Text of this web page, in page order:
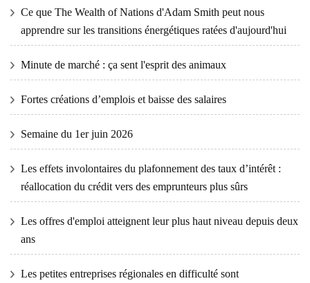
Ce que The Wealth of Nations d'Adam Smith peut nous
apprendre sur les transitions énergétiques ratées d'aujourd'hui
Minute de marché : ça sent l'esprit des animaux
Fortes créations d’emplois et baisse des salaires
Semaine du 1er juin 2026
Les effets involontaires du plafonnement des taux d’intérêt :
réallocation du crédit vers des emprunteurs plus sûrs
Les offres d'emploi atteignent leur plus haut niveau depuis deux
ans
Les petites entreprises régionales en difficulté sont